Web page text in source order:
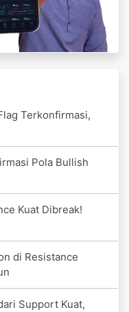
Terkonfirmasi,
Pola Bullish
Kuat Dibreak!
di Resistance
Support Kuat,